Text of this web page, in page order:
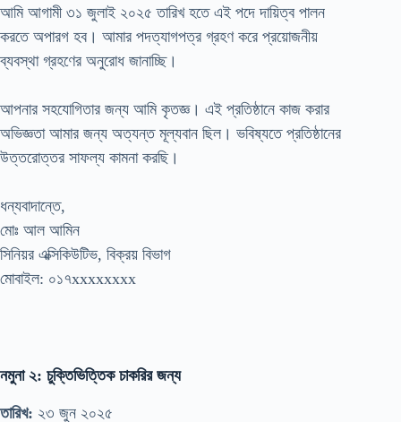
আমি আগামী ৩১ জুলাই ২০২৫ তারিখ হতে এই পদে দায়িত্ব পালন
করতে অপারগ হব। আমার পদত্যাগপত্র গ্রহণ করে প্রয়োজনীয়
ব্যবস্থা গ্রহণের অনুরোধ জানাচ্ছি।
আপনার সহযোগিতার জন্য আমি কৃতজ্ঞ। এই প্রতিষ্ঠানে কাজ করার
অভিজ্ঞতা আমার জন্য অত্যন্ত মূল্যবান ছিল। ভবিষ্যতে প্রতিষ্ঠানের
উত্তরোত্তর সাফল্য কামনা করছি।
ধন্যবাদান্তে,
মোঃ আল আমিন
সিনিয়র এক্সিকিউটিভ, বিক্রয় বিভাগ
মোবাইল: ০১৭xxxxxxxx
নমুনা ২: চুক্তিভিত্তিক চাকরির জন্য
তারিখ: ২৩ জুন ২০২৫